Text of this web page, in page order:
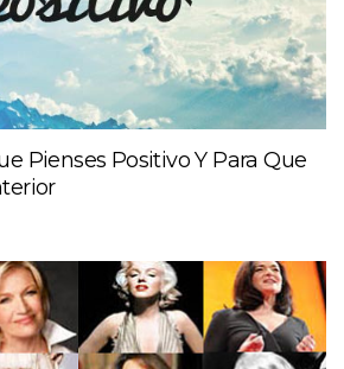
Pienses Positivo Y Para Que